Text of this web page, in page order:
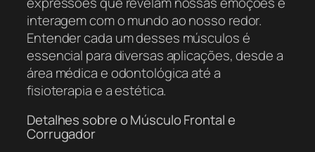
interagem com o mundo ao nosso redor.
Entender cada um desses músculos é
essencial para diversas aplicações, desde a
área médica e odontológica até a
fisioterapia e a estética.
Detalhes sobre o Músculo Frontal e
Corrugador